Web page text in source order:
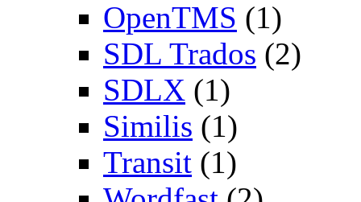
OpenTMS (1)
SDL Trados (2)
SDLX (1)
Similis (1)
Transit (1)